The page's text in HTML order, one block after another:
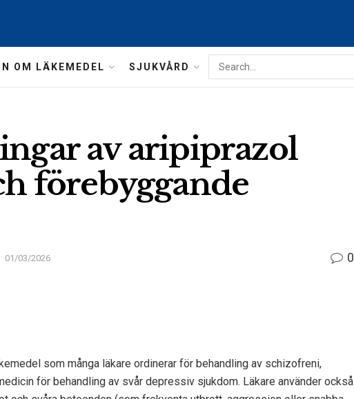
OM LÄKEMEDEL SJUKVÅRD
av aripiprazol
förebyggande
01/03/2026 0
som många läkare ordinerar för behandling av schizofreni,
för behandling av svår depressiv sjukdom. Läkare använder också